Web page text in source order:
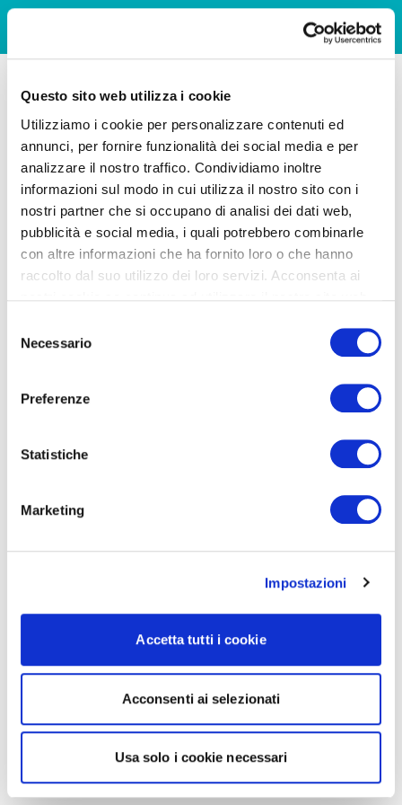
Questo sito web utilizza i cookie
Utilizziamo i cookie per personalizzare contenuti ed
annunci, per fornire funzionalità dei social media e per
analizzare il nostro traffico. Condividiamo inoltre
informazioni sul modo in cui utilizza il nostro sito con i
nostri partner che si occupano di analisi dei dati web,
pubblicità e social media, i quali potrebbero combinarle
con altre informazioni che ha fornito loro o che hanno
raccolto dal suo utilizzo dei loro servizi. Acconsenta ai
delNecessario
Preferenze
Statistiche
Marketing
Impostazioni
Accetta tutti i cookie
Acconsenti ai selezionati
Usa solo i cookie necessari